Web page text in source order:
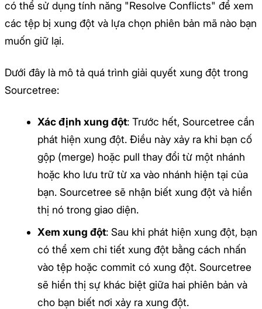
có thể sử dụng tính năng "Resolve Conflicts" để xem
các tệp bị xung đột và lựa chọn phiên bản mã nào bạn
muốn giữ lại.
Dưới đây là mô tả quá trình giải quyết xung đột trong
Sourcetree:
Xác định xung đột: Trước hết, Sourcetree cần
phát hiện xung đột. Điều này xảy ra khi bạn cố
gộp (merge) hoặc pull thay đổi từ một nhánh
hoặc kho lưu trữ từ xa vào nhánh hiện tại của
bạn. Sourcetree sẽ nhận biết xung đột và hiển
thị nó trong giao diện.
Xem xung đột: Sau khi phát hiện xung đột, bạn
có thể xem chi tiết xung đột bằng cách nhấn
vào tệp hoặc commit có xung đột. Sourcetree
sẽ hiển thị sự khác biệt giữa hai phiên bản và
cho bạn biết nơi xảy ra xung đột.